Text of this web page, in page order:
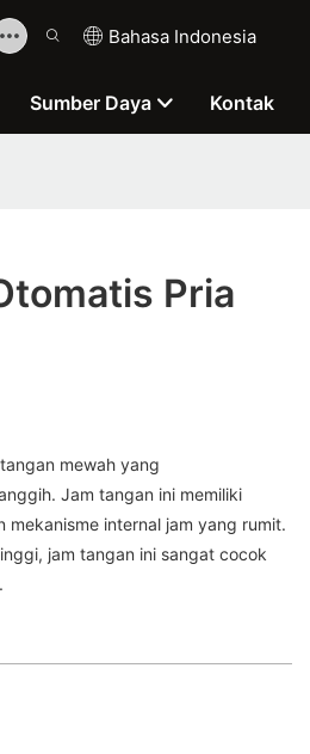
Bahasa Indonesia
Sumber Daya Kontak
Pria
mewah yang
Jam tangan ini memiliki
internal jam yang rumit.
jam tangan ini sangat cocok